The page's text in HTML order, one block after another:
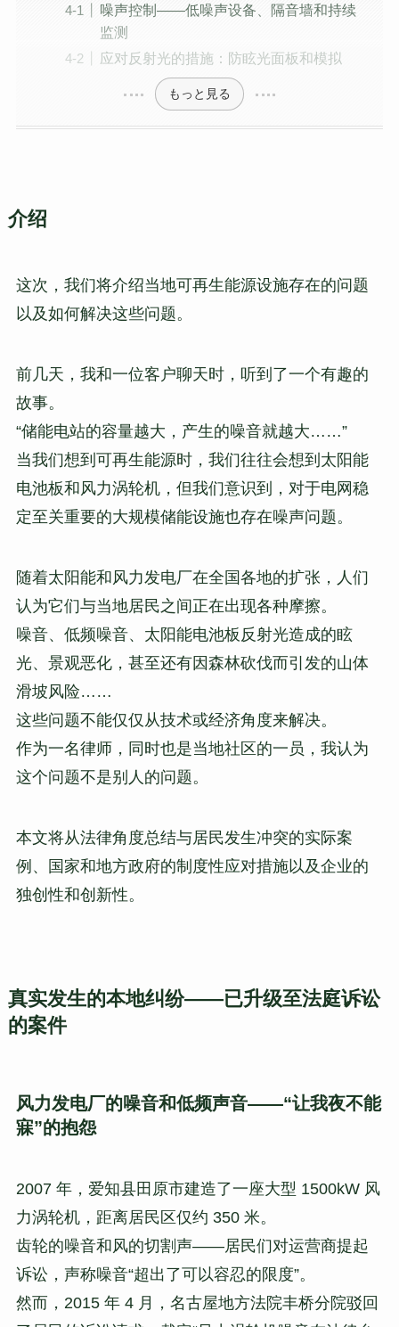
噪声控制——低噪声设备、隔音墙和持续
监测
应对反射光的措施：防眩光面板和模拟
もっと見る
介绍
这次，我们将介绍当地可再生能源设施存在的问题
以及如何解决这些问题。
前几天，我和一位客户聊天时，听到了一个有趣的
故事。
“储能电站的容量越大，产生的噪音就越大……”
当我们想到可再生能源时，我们往往会想到太阳能
电池板和风力涡轮机，但我们意识到，对于电网稳
定至关重要的大规模储能设施也存在噪声问题。
随着太阳能和风力发电厂在全国各地的扩张，人们
认为它们与当地居民之间正在出现各种摩擦。
噪音、低频噪音、太阳能电池板反射光造成的眩
光、景观恶化，甚至还有因森林砍伐而引发的山体
滑坡风险……
这些问题不能仅仅从技术或经济角度来解决。
作为一名律师，同时也是当地社区的一员，我认为
这个问题不是别人的问题。
本文将从法律角度总结与居民发生冲突的实际案
例、国家和地方政府的制度性应对措施以及企业的
独创性和创新性。
真实发生的本地纠纷——已升级至法庭诉讼
的案件
风力发电厂的噪音和低频声音——“让我夜不能
寐”的抱怨
2007 年，爱知县田原市建造了一座大型 1500kW 风
力涡轮机，距离居民区仅约 350 米。
齿轮的噪音和风的切割声——居民们对运营商提起
诉讼，声称噪音“超出了可以容忍的限度”。
然而，2015 年 4 月，名古屋地方法院丰桥分院驳回